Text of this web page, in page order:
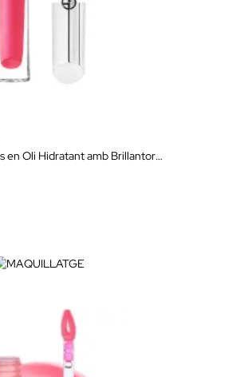
Prisma Glass Gloss en Oli Hidratant amb Brillantor Efecte Mirall